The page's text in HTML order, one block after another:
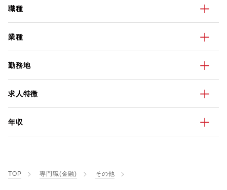
職種
業種
勤務地
求人特徴
年収
TOP 専門職(金融) その他